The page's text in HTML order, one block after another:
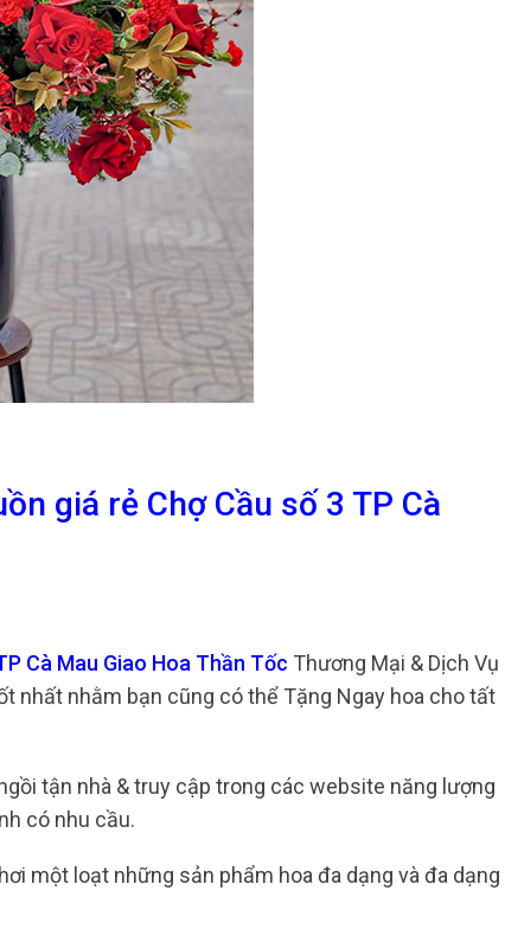
giá rẻ Chợ Cầu số 3 TP Cà
Cà Mau Giao Hoa Thần Tốc Thương Mại & Dịch Vụ
nhất nhằm bạn cũng có thể Tặng Ngay hoa cho tất
tận nhà & truy cập trong các website năng lượng
có nhu cầu.
một loạt những sản phẩm hoa đa dạng và đa dạng